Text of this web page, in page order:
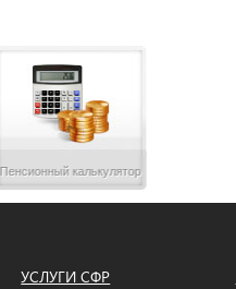
Пенсионный калькулятор
УСЛУГИ СФР